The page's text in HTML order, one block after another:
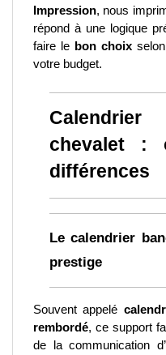
Impression, nous
répond à une logique
faire le bon choix
votre budget.
chevalet :
différences
Le calendrier
prestige
Souvent appelé
rembordé, ce support
de la communication